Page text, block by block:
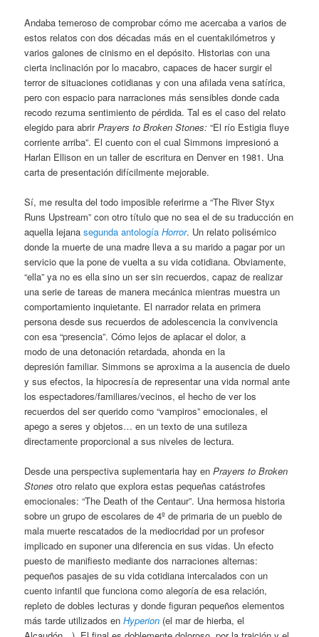
Andaba temeroso de comprobar cómo me acercaba a varios de
estos relatos con dos décadas más en el cuentakilómetros y
varios galones de cinismo en el depósito. Historias con una
cierta inclinación por lo macabro, capaces de hacer surgir el
terror de situaciones cotidianas y con una afilada vena satírica,
pero con espacio para narraciones más sensibles donde cada
recodo rezuma sentimiento de pérdida. Tal es el caso del relato
elegido para abrirPrayers to Broken Stones: “El río Estigia fluye
corriente arriba”. El cuento con el cual Simmons impresionó a
Harlan Ellison en un taller de escritura en Denver en 1981. Una
carta de presentación difícilmente mejorable.
Sí, me resulta del todo imposible referirme a “The River Styx
Runs Upstream” con otro título que no sea el de su traducción en
aquella lejanasegunda antologíaHorror. Un relato polisémico
donde la muerte de una madre lleva a su marido a pagar por un
servicio que la pone de vuelta a su vida cotidiana. Obviamente,
“ella” ya no es ella sino un ser sin recuerdos, capaz de realizar
una serie de tareas de manera mecánica mientras muestra un
comportamiento inquietante. El narrador relata en primera
persona desde sus recuerdos de adolescencia la convivencia
con esa “presencia”. Cómo lejos de aplacar el dolor, a
modo de una detonación retardada, ahonda en la
depresión familiar. Simmons se aproxima a la ausencia de duelo
y sus efectos, la hipocresía de representar una vida normal ante
los espectadores/familiares/vecinos, el hecho de ver los
recuerdos del ser querido como “vampiros” emocionales, el
apego a seres y objetos… en un texto de una sutileza
directamente proporcional a sus niveles de lectura.
Desde una perspectiva suplementaria hay enPrayers to Broken
Stones otro relato que explora estas pequeñas catástrofes
emocionales: “The Death of the Centaur”. Una hermosa historia
sobre un grupo de escolares de 4º de primaria de un pueblo de
mala muerte rescatados de la mediocridad por un profesor
implicado en suponer una diferencia en sus vidas. Un efecto
puesto de manifiesto mediante dos narraciones alternas:
pequeños pasajes de su vida cotidiana intercalados con un
cuento infantil que funciona como alegoría de esa relación,
repleto de dobles lecturas y donde figuran pequeños elementos
más tarde utilizados enHyperion (el mar de hierba, el